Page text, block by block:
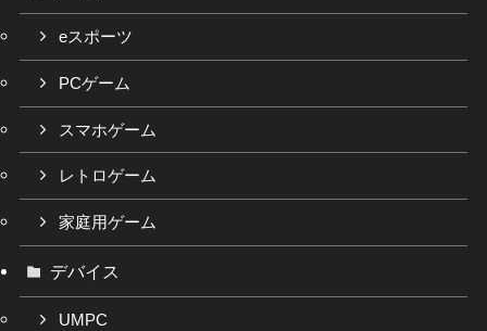
eスポーツ
PCゲーム
スマホゲーム
レトロゲーム
家庭用ゲーム
デバイス
UMPC